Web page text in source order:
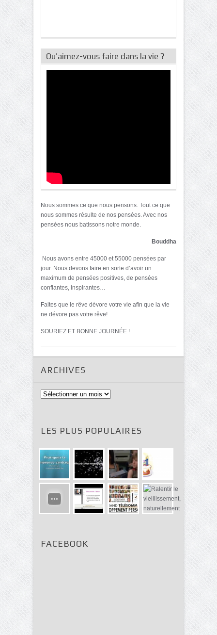
Qu’aimez-vous faire dans la vie ?
Nous sommes ce que nous pensons. Tout ce que
nous sommes résulte de nos pensées. Avec nos
pensées nous batissons notre monde.
Bouddha
Nous avons entre 45000 et 55000 pensées par
jour. Nous devons faire en sorte d’avoir un
maximum de pensées positives, de pensées
confiantes, inspirantes…
Faites que le rêve dévore votre vie afin que la vie
ne dévore pas votre rêve!
SOURIEZ ET BONNE JOURNÉE !
ARCHIVES
Archives
LES PLUS POPULAIRES
FACEBOOK